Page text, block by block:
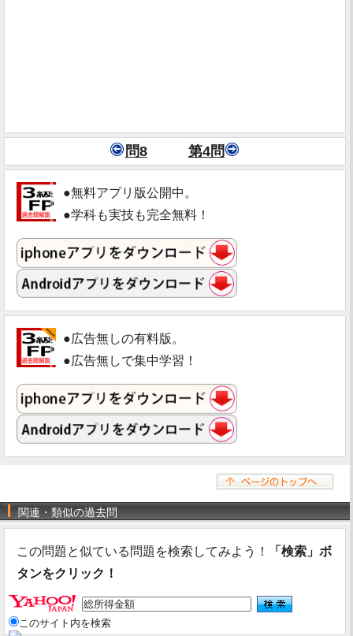
問8 第4問
●無料アプリ版公開中。
●学科も実技も完全無料！
●広告無しの有料版。
●広告無しで集中学習！
関連・類似の過去問
この問題と似ている問題を検索してみよう！
「検索」ボ
タンをクリック！
このサイト内を検索